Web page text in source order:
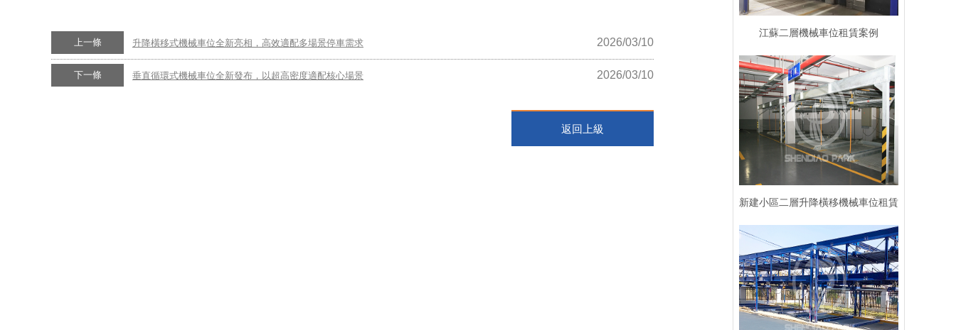
江蘇二層機械車位租賃案例
新建小區二層升降橫移機械車位租賃
2026/03/10
上一條 升降橫移式機械車位全新亮相，高效適配多場景停車需求
2026/03/10
下一條 垂直循環式機械車位全新發布，以超高密度適配核心場景
返回上級